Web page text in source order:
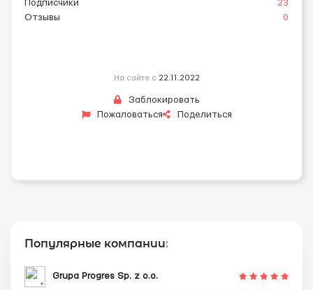
Подписчики
23
Отзывы
0
На сайте с 22.11.2022
Заблокировать
Пожаловаться
Поделиться
Популярные компании:
Grupa Progres Sp. z o.o.